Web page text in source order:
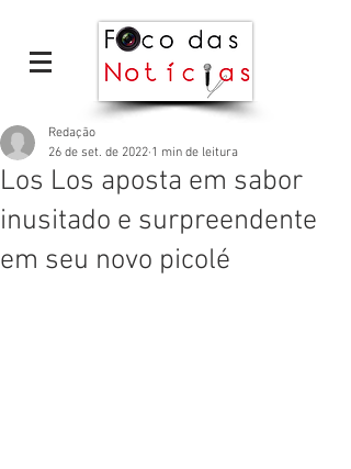
Los Los aposta em sabor
inusitado e surpreendente
em seu novo picolé
Redação
26 de set. de 2022 1 min de leitura